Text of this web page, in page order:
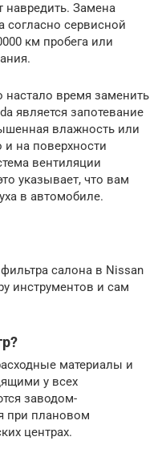
навредить. Замена
согласно сервисной
км пробега или
время заменить
является запотевание
влажность или
и на поверхности
вентиляции
указывает, что вам
в автомобиле.
салона в Nissan
инструментов и сам
материалы и
у всех
заводом-
при плановом
центрах.